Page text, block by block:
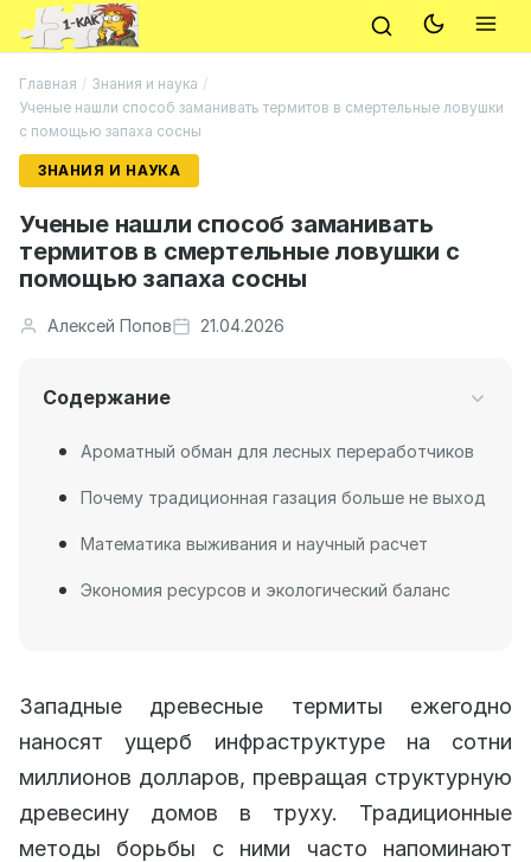
Главная / Знания и наука /
Ученые нашли способ заманивать термитов в смертельные ловушки
с помощью запаха сосны
ЗНАНИЯ И НАУКА
Ученые нашли способ заманивать
термитов в смертельные ловушки с
помощью запаха сосны
Алексей Попов 21.04.2026
Содержание
Ароматный обман для лесных переработчиков
Почему традиционная газация больше не выход
Математика выживания и научный расчет
Экономия ресурсов и экологический баланс
Западные древесные термиты ежегодно
наносят ущерб инфраструктуре на сотни
миллионов долларов, превращая структурную
древесину домов в труху. Традиционные
методы борьбы с ними часто напоминают